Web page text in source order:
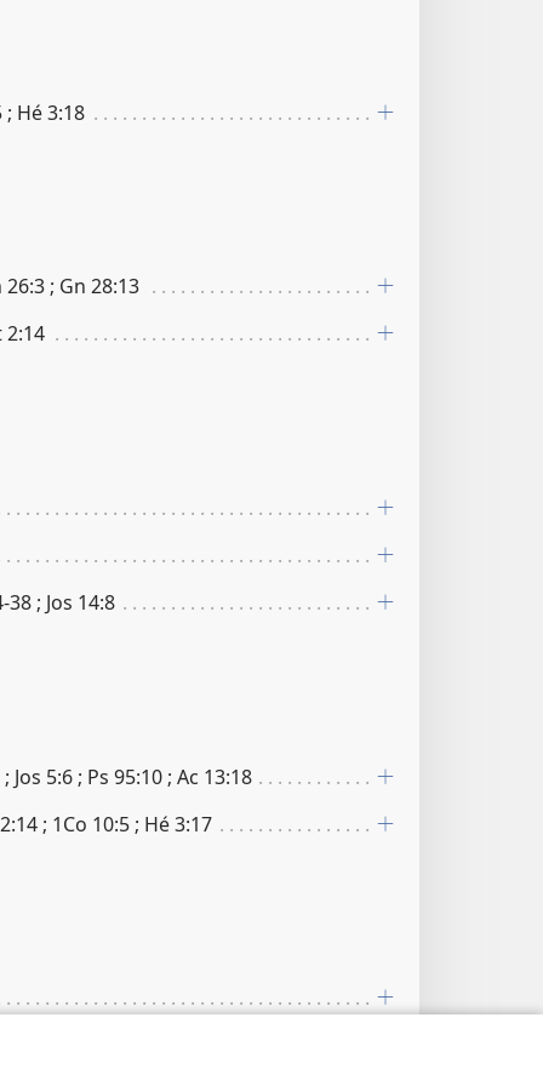
; Hé 3​:​18
; Gn 28​:​13
2​:​14
; Jos 14​:​8
Jos 5​:​6 ; Ps 95​:​10 ; Ac 13​:​18
; 1Co 10​:​5 ; Hé 3​:​17